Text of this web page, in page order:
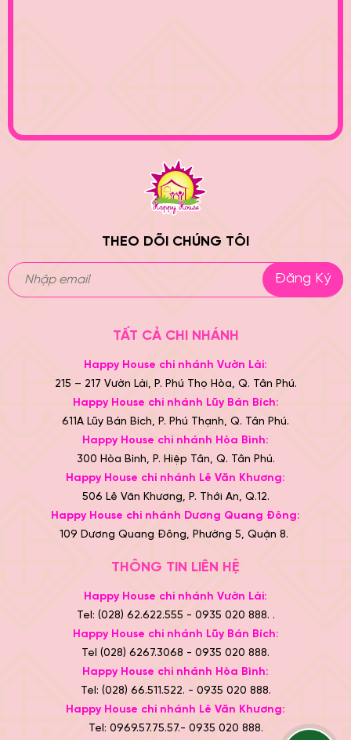
THEO DÕI CHÚNG TÔI
Đăng Ký
TẤT CẢ CHI NHÁNH
Happy House chi nhánh Vườn Lài:
215 – 217 Vườn Lài, P. Phú Thọ Hòa, Q. Tân Phú.
Happy House chi nhánh Lũy Bán Bích:
611A Lũy Bán Bích, P. Phú Thạnh, Q. Tân Phú.
Happy House chi nhánh Hòa Bình:
300 Hòa Bình, P. Hiệp Tân, Q. Tân Phú.
Happy House chi nhánh Lê Văn Khương:
506 Lê Văn Khương, P. Thới An, Q.12.
Happy House chi nhánh Dương Quang Đông:
109 Dương Quang Đông, Phường 5, Quận 8.
THÔNG TIN LIÊN HỆ
Happy House chi nhánh Vườn Lài:
Tel: (028) 62.622.555 - 0935 020 888. .
Happy House chi nhánh Lũy Bán Bích:
Tel (028) 6267.3068 - 0935 020 888.
Happy House chi nhánh Hòa Bình:
Tel: (028) 66.511.522. - 0935 020 888.
Happy House chi nhánh Lê Văn Khương:
Tel: 0969.57.75.57.- 0935 020 888.